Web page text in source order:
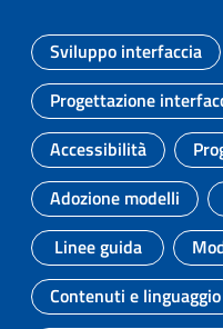
Argomento:
Sviluppo interfaccia
Progettazione
Argomento:
Accessibilità
Argomento:
Adozione modelli
Argomento:
Linee guida
Argomento:
Contenuti e linguaggio